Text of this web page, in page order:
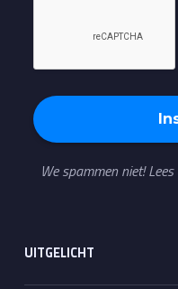
We spammen niet!
UITGELICHT